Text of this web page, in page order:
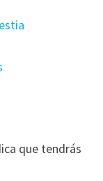
que tendrás